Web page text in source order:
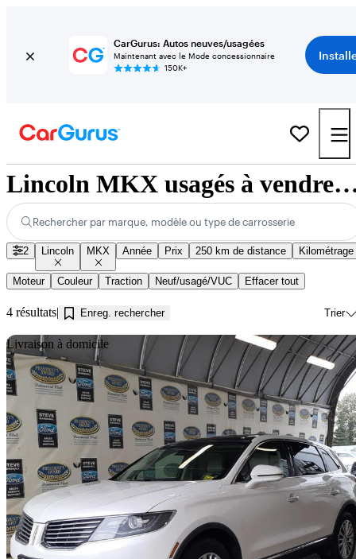
CarGurus: Autos neuves/usagées
Maintenant avec le Mode concessionnaire
150K+
Lincoln MKX usagés à vendre
Rechercher par marque, modèle ou type de carrosserie
2 Lincoln MKX Année Prix 250 km de distance Kilométrage
Moteur Couleur Traction Neuf/usagé/VUC Effacer tout
4 résultats Enreg. rechercher Trier
Livraison à domicile